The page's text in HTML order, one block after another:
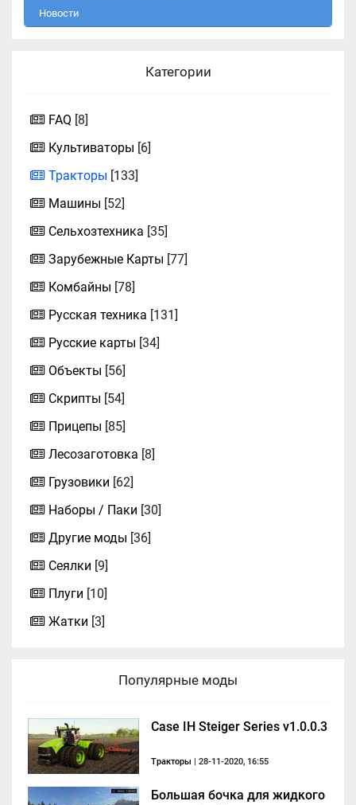
Новости
Категории
FAQ [8]
Культиваторы [6]
Тракторы [133]
Машины [52]
Сельхозтехника [35]
Зарубежные Карты [77]
Комбайны [78]
Русская техника [131]
Русские карты [34]
Объекты [56]
Скрипты [54]
Прицепы [85]
Лесозаготовка [8]
Грузовики [62]
Наборы / Паки [30]
Другие моды [36]
Сеялки [9]
Плуги [10]
Жатки [3]
Популярные моды
Case IH Steiger Series v1.0.0.3
Тракторы | 28-11-2020, 16:55
Большая бочка для жидкого